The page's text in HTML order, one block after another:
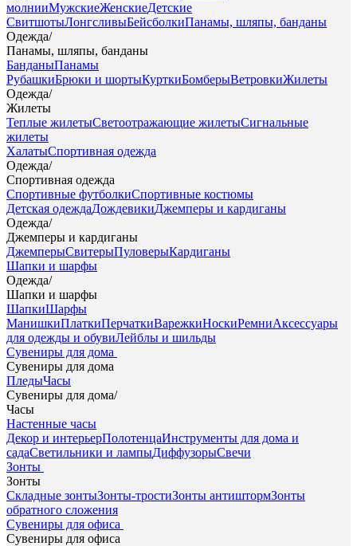
молнииМужскиеЖенскиеДетские
СвитшотыЛонгсливыБейсболкиПанамы, шляпы, банданы
Одежда/
Панамы, шляпы, банданы
БанданыПанамы
РубашкиБрюки и шортыКурткиБомберыВетровкиЖилеты
Одежда/
Жилеты
Теплые жилетыСветоотражающие жилетыСигнальные
жилеты
ХалатыСпортивная одежда
Одежда/
Спортивная одежда
Спортивные футболкиСпортивные костюмы
Детская одеждаДождевикиДжемперы и кардиганы
Одежда/
Джемперы и кардиганы
ДжемперыСвитерыПуловерыКардиганы
Шапки и шарфы
Одежда/
Шапки и шарфы
ШапкиШарфы
МанишкиПлаткиПерчаткиВарежкиНоскиРемниАксессуары
для одежды и обувиЛейблы и шильды
Сувениры для дома
Сувениры для дома
ПледыЧасы
Сувениры для дома/
Часы
Настенные часы
Декор и интерьерПолотенцаИнструменты для дома и
садаСветильники и лампыДиффузорыСвечи
Зонты
Зонты
Складные зонтыЗонты-тростиЗонты антиштормЗонты
обратного сложения
Сувениры для офиса
Сувениры для офиса